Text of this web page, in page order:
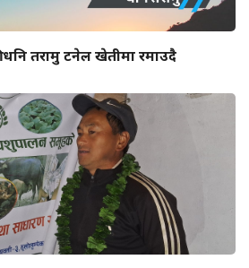
तरामु टनेल खेतीमा रमाउदै